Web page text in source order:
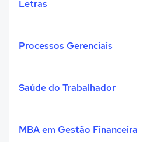
Letras
Processos Gerenciais
Saúde do Trabalhador
MBA em Gestão Financeira